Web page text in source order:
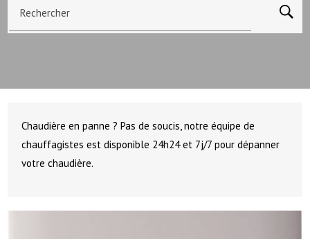
Rechercher
Chaudière en panne ? Pas de soucis, notre équipe de
chauffagistes est disponible 24h24 et 7j/7 pour dépanner
votre chaudière.